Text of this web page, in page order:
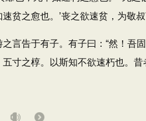
贫之愈也。’丧之欲速贫，为敬
告于有子。有子曰：“然！吾固
寸之椁。以斯知不欲速朽也。